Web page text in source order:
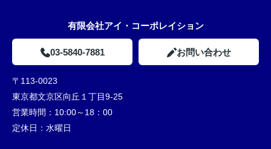
有限会社アイ・コーポレイション
03-5840-7881 お問い合わせ
〒113-0023
東京都文京区向丘１丁目9-25
営業時間： 10:00～18：00
定休日： 水曜日